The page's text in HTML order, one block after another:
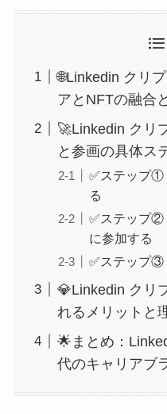
🌐Linkedin クリ
アとNFTの融合
🚀Linkedin クリ
と参画の具体ス
✅ステップ①
る
✅ステップ②
に参加する
✅ステップ③
💎Linkedin クリ
れるメリットと
🌟まとめ：
代のキャリアブ